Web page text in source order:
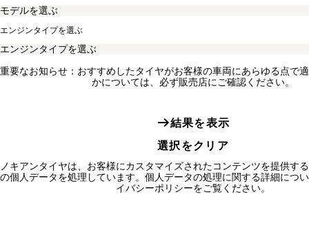
エンジンタイプを選ぶ
重要なお知らせ：おすすめしたタイヤがお客様の車両にあらゆる点で
かについては、必ず販売店にご確認ください。
結果を表示
選択をクリア
ノキアンタイヤは、お客様にカスタマイズされたコンテンツを提供す
の個人データを処理しています。個人データの処理に関する詳細につ
イバシーポリシーをご覧ください。